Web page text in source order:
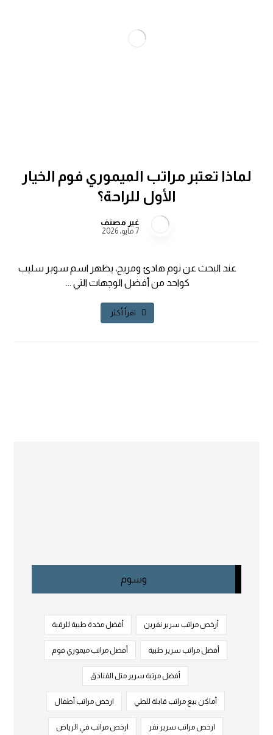
لماذا تعتبر مراتب الميموري فوم الخيار
الأول للراحة؟
غير مصنف
7 مايو، 2026
عند البحث عن نوم هادئ ومريح، يظهر اسم سوبر سليب
كواحد من أفضل الوجهات التي ...
اقرأ أكثر
وسوم
أرخص مراتب سرير نفرين أفضل مخدة طبية للرقبة
أفضل مراتب سرير طبية أفضل مراتب ميموري فوم
أفضل مرتبة سرير مثل الفنادق
أماكن بيع مراتب قابلة للطي ارخص مراتب أطفال
ارخص مراتب سرير نفر ارخص مراتب في الرياض